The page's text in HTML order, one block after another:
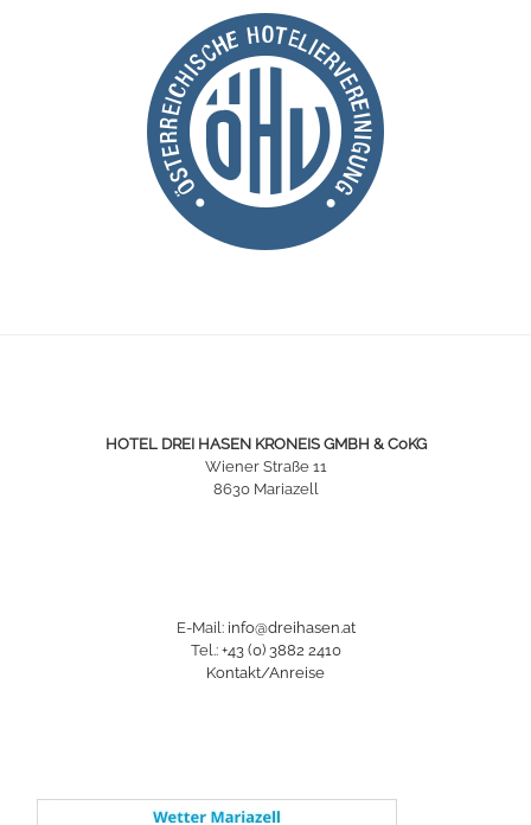
HOTEL DREI HASEN KRONEIS GMBH & CoKG
Wiener Straße 11
8630 Mariazell
E-Mail: info@dreihasen.at
Tel.: +43 (0) 3882 2410
Kontakt/Anreise